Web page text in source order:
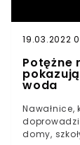
19.03.2022
Potężne
woda
Nawałnice,
domy,